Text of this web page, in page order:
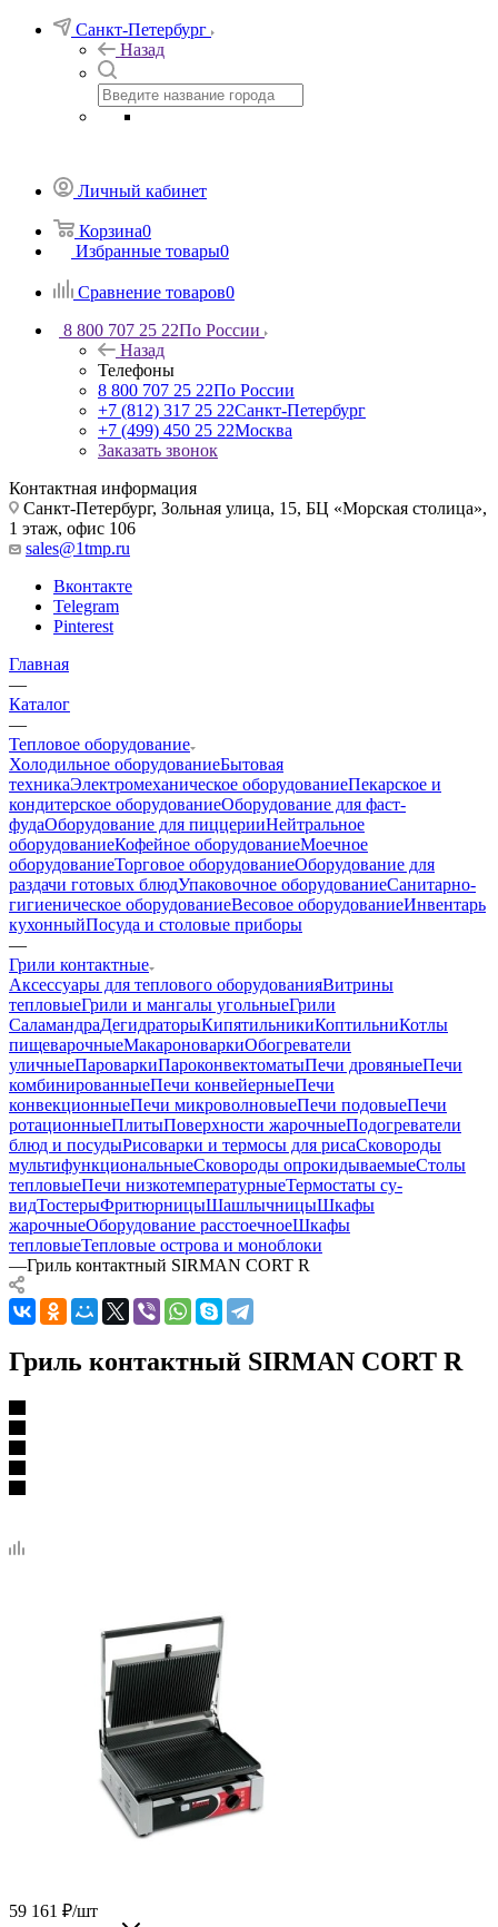
Санкт-Петербург
Назад
Личный кабинет
Корзина0
Избранные товары0
Сравнение товаров0
8 800 707 25 22По России
Назад
Телефоны
8 800 707 25 22По России
+7 (812) 317 25 22Санкт-Петербург
+7 (499) 450 25 22Москва
Заказать звонок
Контактная информация
Санкт-Петербург, Зольная улица, 15, БЦ «Морская столица»,
1 этаж, офис 106
sales@1tmp.ru
Вконтакте
Telegram
Pinterest
Главная
—
Каталог
—
Тепловое оборудование
Холодильное оборудованиеБытовая
техникаЭлектромеханическое оборудованиеПекарское и
кондитерское оборудованиеОборудование для фаст-
фудаОборудование для пиццерииНейтральное
оборудованиеКофейное оборудованиеМоечное
оборудованиеТорговое оборудованиеОборудование для
раздачи готовых блюдУпаковочное оборудованиеСанитарно-
гигиеническое оборудованиеВесовое оборудованиеИнвентарь
кухонныйПосуда и столовые приборы
—
Грили контактные
Аксессуары для теплового оборудованияВитрины
тепловыеГрили и мангалы угольныеГрили
СаламандраДегидраторыКипятильникиКоптильниКотлы
пищеварочныеМакароноваркиОбогреватели
уличныеПароваркиПароконвектоматыПечи дровяныеПечи
комбинированныеПечи конвейерныеПечи
конвекционныеПечи микроволновыеПечи подовыеПечи
ротационныеПлитыПоверхности жарочныеПодогреватели
блюд и посудыРисоварки и термосы для рисаСковороды
мультифункциональныеСковороды опрокидываемыеСтолы
тепловыеПечи низкотемпературныеТермостаты су-
видТостерыФритюрницыШашлычницыШкафы
жарочныеОборудование расстоечноеШкафы
тепловыеТепловые острова и моноблоки
—Гриль контактный SIRMAN CORT R
Гриль контактный SIRMAN CORT R
59 161 ₽/шт